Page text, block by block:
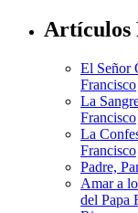
Artículos
El Señor
Francisco
La
Francisco
La
Francisco
Padre,
Amar a
del Papa